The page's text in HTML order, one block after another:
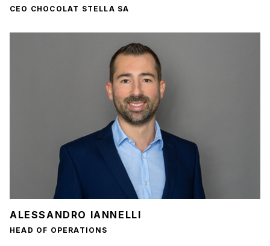
CEO CHOCOLAT STELLA SA
ALESSANDRO IANNELLI
HEAD OF OPERATIONS